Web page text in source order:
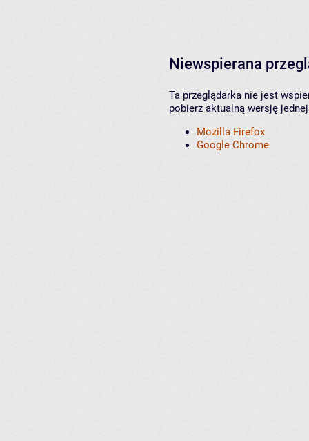
Niewspierana
Ta przeglądarka nie jest
pobierz aktualną wersję
Mozilla Firefox
Google Chrome